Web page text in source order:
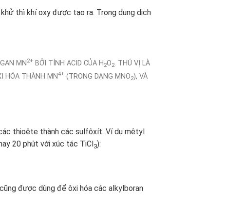
thì khí oxy được tạo ra. Trong dung dịch
MN2+ BỞI TÍNH ACID CỦA H2O2 . THÚ VỊ LÀ
HÓA THÀNH MN4+ (TRONG DẠNG MNO2), VÀ
thioête thành các sulfôxít. Ví dụ mêtyl
20 phút với xúc tác TiCl3):
được dùng để ôxi hóa các alkylboran